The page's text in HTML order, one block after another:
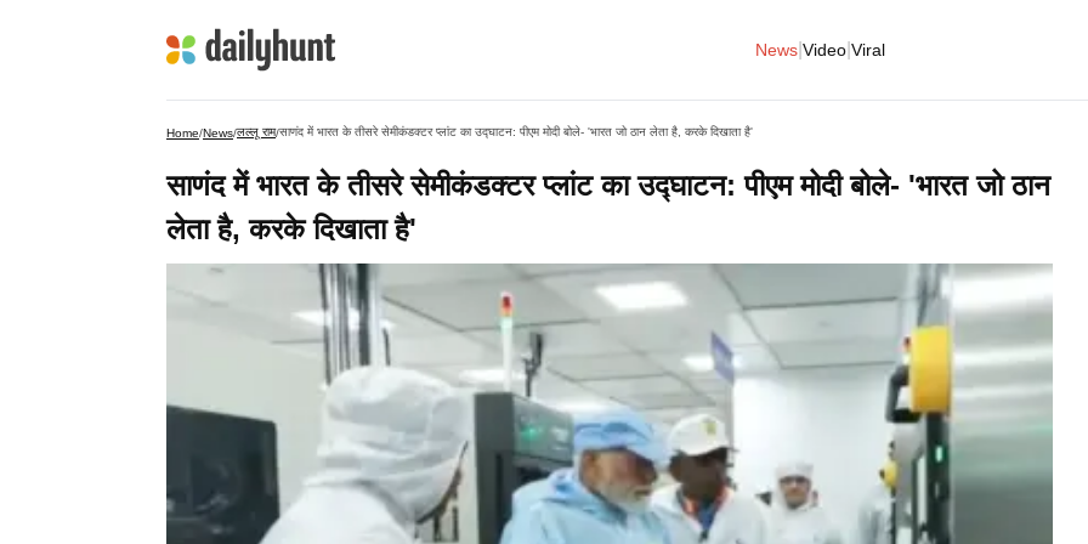
News Video Viral
Home/News/लल्लू राम/साणंद में भारत के तीसरे सेमीकंडक्टर प्लांट का उद्घाटन: पीएम मोदी बोले- 'भारत जो ठान लेता है, करके दिखाता है'
साणंद में भारत के तीसरे सेमीकंडक्टर प्लांट का उद्घाटन: पीएम मोदी बोले- 'भारत जो ठान
लेता है, करके दिखाता है'